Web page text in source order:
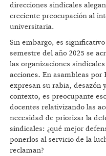
direcciones sindicales
creciente preocupación al
universitaria.
Sin embargo, es
semestre del año 2025 se
las organizaciones
acciones. En asambleas por
expresan su rabia, desazón
contexto, es preocupante
docentes relativizando las
necesidad de priorizar la
sindicales: ¿qué mejor
ponerlos al servicio de la
reclaman?